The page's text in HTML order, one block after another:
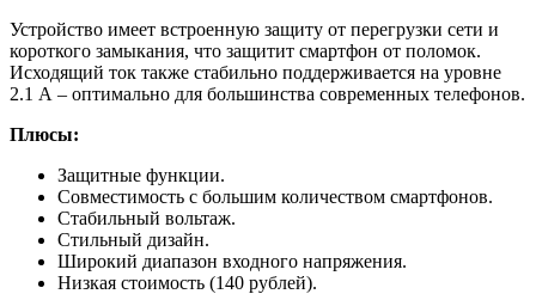
Устройство имеет встроенную защиту от перегрузки сети и
короткого замыкания, что защитит смартфон от поломок.
Исходящий ток также стабильно поддерживается на уровне
2.1 А – оптимально для большинства современных телефонов.
Плюсы:
Защитные функции.
Совместимость с большим количеством смартфонов.
Стабильный вольтаж.
Стильный дизайн.
Широкий диапазон входного напряжения.
Низкая стоимость (140 рублей).